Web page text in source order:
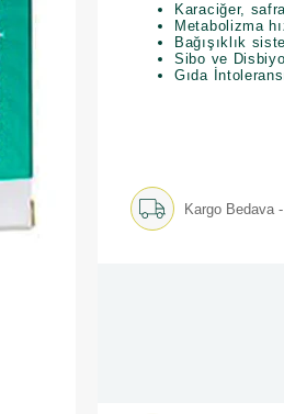
Karaciğer,
Metabolizma
Bağışıklık
Sibo ve
Gıda
Kargo Bedava